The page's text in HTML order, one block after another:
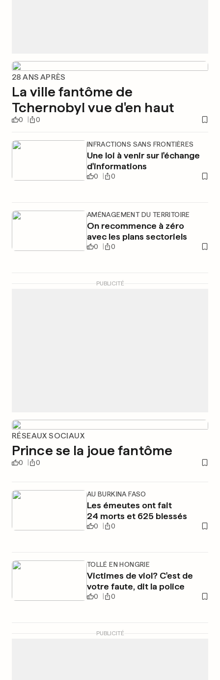
28 ANS APRÈS
La ville fantôme de
Tchernobyl vue d'en haut
0 0
INFRACTIONS SANS FRONTIÈRES
Une loi à venir sur l'échange
d'informations
0 0
AMÉNAGEMENT DU TERRITOIRE
On recommence à zéro
avec les plans sectoriels
0 0
PUBLICITÉ
RÉSEAUX SOCIAUX
Prince se la joue fantôme
0 0
AU BURKINA FASO
Les émeutes ont fait
24 morts et 625 blessés
0 0
TOLLÉ EN HONGRIE
Victimes de viol? C'est de
votre faute, dit la police
0 0
PUBLICITÉ